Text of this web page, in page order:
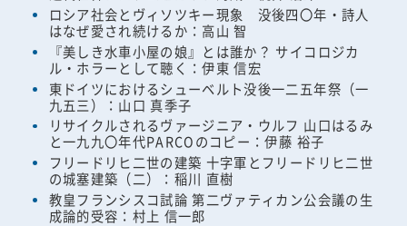
ロシア社会とヴィソツキー現象 没後四〇年・詩人
はなぜ愛され続けるか：高山 智
『美しき水車小屋の娘』とは誰か？ サイコロジカ
ル・ホラーとして聴く：伊東 信宏
東ドイツにおけるシューベルト没後一二五年祭（一
九五三）：山口 真季子
リサイクルされるヴァージニア・ウルフ 山口はるみ
と一九九〇年代PARCOのコピー：伊藤 裕子
フリードリヒ二世の建築 十字軍とフリードリヒ二世
の城塞建築（二）：稲川 直樹
教皇フランシスコ試論 第二ヴァティカン公会議の生
成論的受容：村上 信一郎